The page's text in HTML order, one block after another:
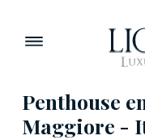
Penthouse
Maggiore -